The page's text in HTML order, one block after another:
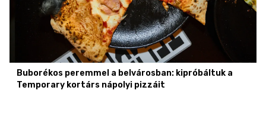
Buborékos peremmel a belvárosban: kipróbáltuk a
Temporary kortárs nápolyi pizzáit